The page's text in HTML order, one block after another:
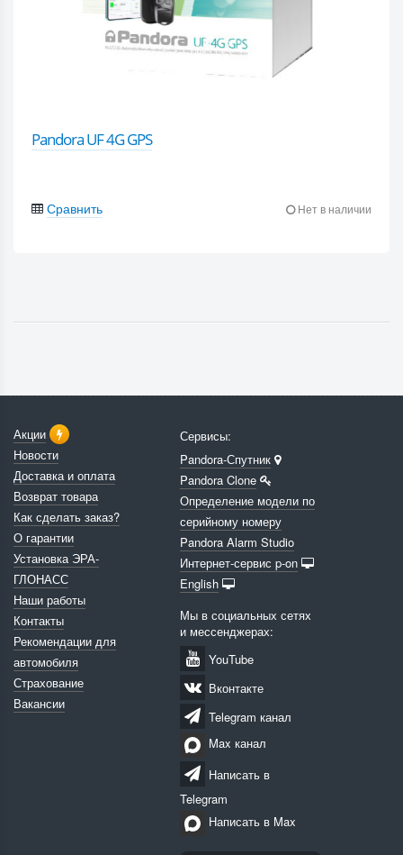
Pandora UF 4G GPS
Сравнить Нет в наличии
Акции
Новости
Доставка и оплата
Возврат товара
Как сделать заказ?
О гарантии
Установка ЭРА-
ГЛОНАСС
Наши работы
Контакты
Рекомендации для
автомобиля
Страхование
Вакансии
Сервисы:
Pandora-Спутник
Pandora Clone
Определение модели по
серийному номеру
Pandora Alarm Studio
Интернет-сервис p-on
English
Мы в социальных сетях
и мессенджерах:
YouTube
Вконтакте
Telegram канал
Max канал
Написать в
Telegram
Написать в Max